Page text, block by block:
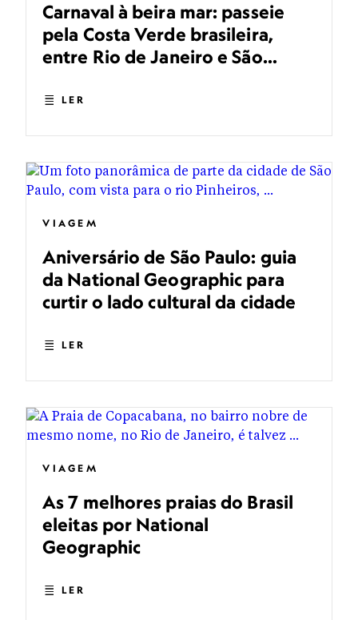
Carnaval à beira mar: passeie
pela Costa Verde brasileira,
entre Rio de Janeiro e São
LER
VIAGEM
Aniversário de São Paulo: guia
da National Geographic para
curtir o lado cultural da cidade
LER
VIAGEM
As 7 melhores praias do Brasil
eleitas por National
Geographic
LER